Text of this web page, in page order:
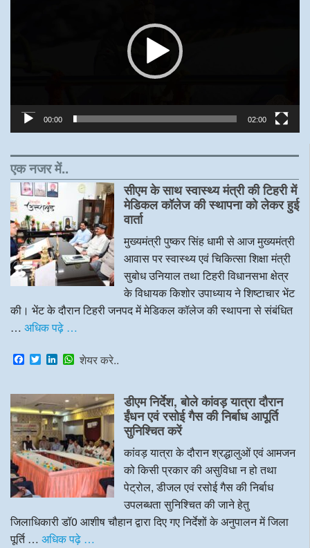
00:00 02:00
एक नजर में..
सीएम के साथ स्वास्थ्य मंत्री की टिहरी में
मेडिकल कॉलेज की स्थापना को लेकर हुई
वार्ता
मुख्यमंत्री पुष्कर सिंह धामी से आज मुख्यमंत्री
आवास पर स्वास्थ्य एवं चिकित्सा शिक्षा मंत्री
सुबोध उनियाल तथा टिहरी विधानसभा क्षेत्र
के विधायक किशोर उपाध्याय ने शिष्टाचार भेंट
की। भेंट के दौरान टिहरी जनपद में मेडिकल कॉलेज की स्थापना से संबंधित
… अधिक पढ़े …
F
a
e
b
o
o
k
T
w
t
t
e
r
L
k
e
d
I
n
W
t
s
A
p
p
शेयर करे..
डीएम निर्देश, बोले कांवड़ यात्रा दौरान
ईंधन एवं रसोई गैस की निर्बाध आपूर्ति
सुनिश्चित करें
कांवड़ यात्रा के दौरान श्रद्धालुओं एवं आमजन
को किसी प्रकार की असुविधा न हो तथा
पेट्रोल, डीजल एवं रसोई गैस की निर्बाध
उपलब्धता सुनिश्चित की जाने हेतु
जिलाधिकारी डॉ0 आशीष चौहान द्वारा दिए गए निर्देशों के अनुपालन में जिला
पूर्ति … अधिक पढ़े …